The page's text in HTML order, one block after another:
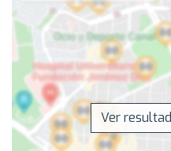
Ver